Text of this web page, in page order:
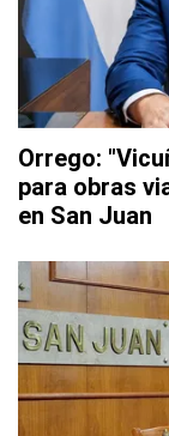
Orrego:
para obras
en San Juan